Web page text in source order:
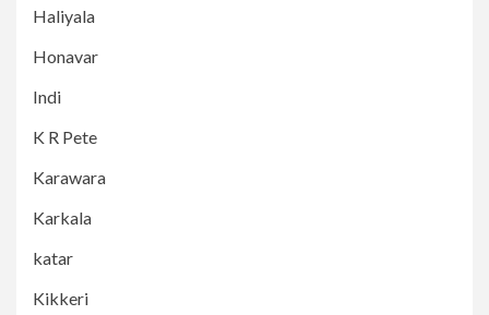
Haliyala
Honavar
Indi
K R Pete
Karawara
Karkala
katar
Kikkeri